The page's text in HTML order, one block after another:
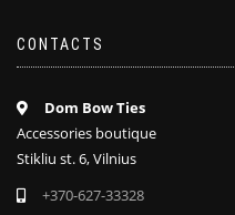
CONTACTS
Dom Bow Ties
Accessories boutique
Stikliu st. 6, Vilnius
+370-627-33328